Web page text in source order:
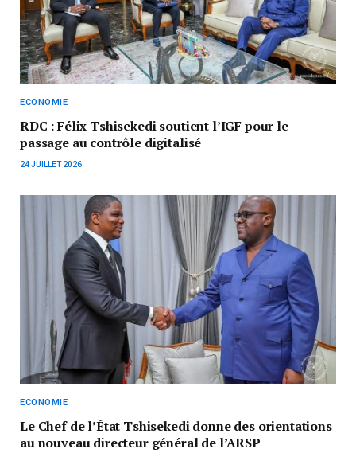
ECONOMIE
RDC : Félix Tshisekedi soutient l’IGF pour le
passage au contrôle digitalisé
24 JUILLET 2026
ECONOMIE
‎Le Chef de l’État Tshisekedi donne des orientations
au nouveau directeur général de l’ARSP